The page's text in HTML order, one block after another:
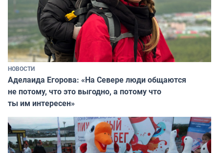
НОВОСТИ
Аделаида Егорова: «На Севере люди общаются
не потому, что это выгодно, а потому что
ты им интересен»